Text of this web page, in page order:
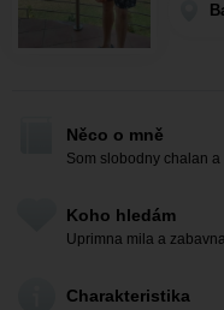
Něco o mně
Som slobodny chalan
Koho hledám
Uprimna mila a
Charakteristika